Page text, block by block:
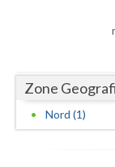
Giurgiu
Gorj
Zone
Nord (1)